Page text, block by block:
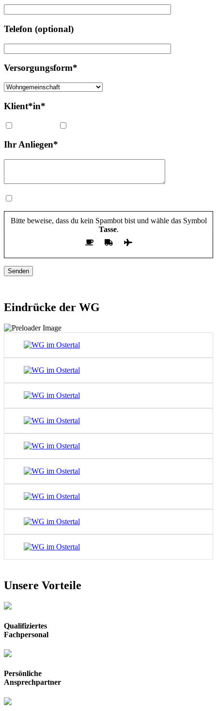
Telefon (optional)
Versorgungsform*
Klient*in*
Ihr Anliegen*
Bitte beweise, dass du kein Spambot bist und wähle das Symbol
Tasse.
Eindrücke der WG
Unsere Vorteile
Qualifiziertes
Fachpersonal
Persönliche
Ansprechpartner